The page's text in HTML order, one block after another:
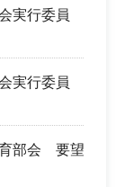
実行委員
実行委員
育部会 要望